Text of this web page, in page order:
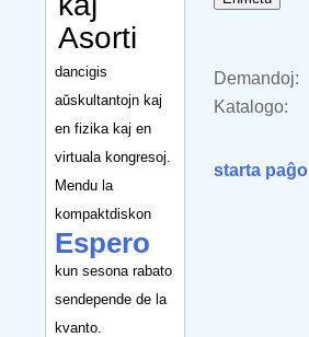
Asorti
dancigis
aŭskultantojn kaj
en fizika kaj en
virtuala kongresoj.
Mendu la
kompaktdiskon
Espero
kun sesona rabato
sendepende de la
kvanto.
Demandoj:
Katalogo:
starta paĝo